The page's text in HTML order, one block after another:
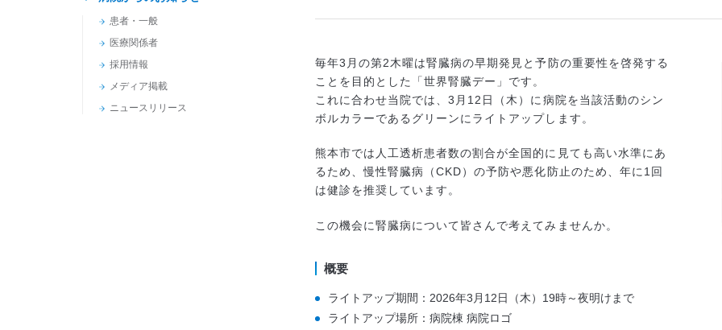
患者・一般
医療関係者
採用情報
メディア掲載
ニュースリリース
毎年3月の第2木曜は腎臓病の早期発見と予防の重要性を啓発する
ことを目的とした「世界腎臓デー」です。
これに合わせ当院では、3月12日（木）に病院を当該活動のシン
ボルカラーであるグリーンにライトアップします。
熊本市では 人工透析患者数の割合が全国的に見ても高い水準にあ
るため、慢性腎臓病（CKD）の予防や悪化防止のため、年に1回
は健診を推奨しています。
この機会に腎臓病について皆さんで考えてみませんか。
概要
ライトアップ期間：2026年3月12日（木）19時～夜明けまで
ライトアップ場所：病院棟 病院ロゴ